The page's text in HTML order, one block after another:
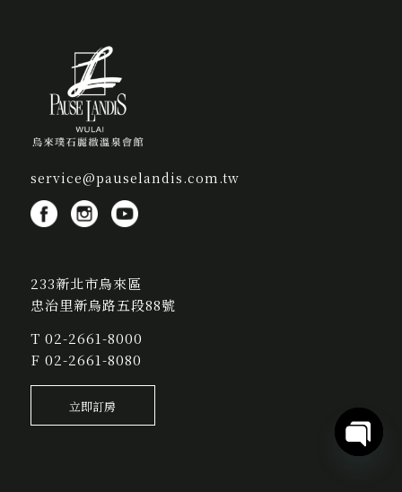
service@pauselandis.com.tw
233新北市烏來區
忠治里新烏路五段88號
T 02-2661-8000
F 02-2661-8080
立即訂房